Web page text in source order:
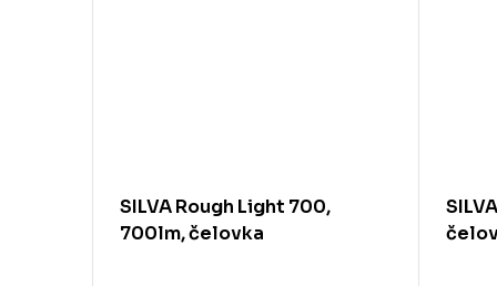
SILVA Rough Light 700,
700lm, čelovka